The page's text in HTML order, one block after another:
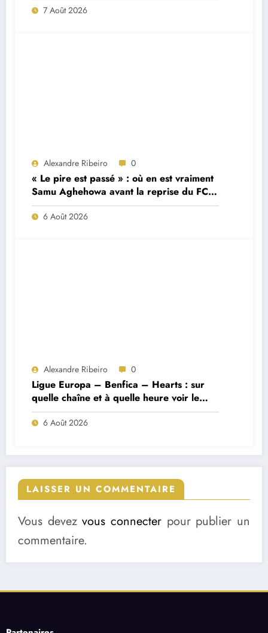
7 Août 2026
Alexandre Ribeiro 0
« Le pire est passé » : où en est vraiment
Samu Aghehowa avant la reprise du FC
Porto ?
6 Août 2026
Alexandre Ribeiro 0
Ligue Europa – Benfica – Hearts : sur
quelle chaîne et à quelle heure voir le
match ?
6 Août 2026
LAISSER UN COMMENTAIRE
Vous devezvous connecter pour publier un
commentaire.